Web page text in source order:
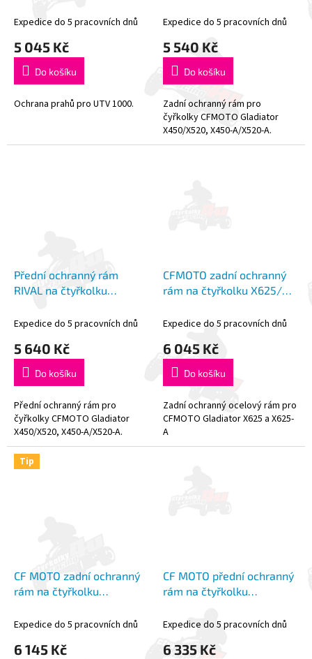
Expedice do 5 pracovních dnů
5 045 Kč
Do košíku
Ochrana prahů pro UTV 1000.
Expedice do 5 pracovních dnů
5 540 Kč
Do košíku
Zadní ochranný rám pro
čyřkolky CFMOTO Gladiator
X450/X520, X450-A/X520-A.
Přední ochranný rám
RIVAL na čtyřkolku
Expedice do 5 pracovních dnů
5 640 Kč
Do košíku
Přední ochranný rám pro
čyřkolky CFMOTO Gladiator
X450/X520, X450-A/X520-A.
CFMOTO zadní ochranný
rám na čtyřkolku X625/
Expedice do 5 pracovních dnů
6 045 Kč
Do košíku
Zadní ochranný ocelový rám pro
CFMOTO Gladiator X625 a X625-
A
Tip
CF MOTO zadní ochranný
rám na čtyřkolku
Expedice do 5 pracovních dnů
6 145 Kč
CF MOTO přední ochranný
rám na čtyřkolku
Expedice do 5 pracovních dnů
6 335 Kč